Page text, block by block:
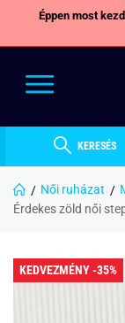
Éppen most
KERESÉS
Női ruházat
Érdekes zöld női
KEDVEZMÉNY -35%